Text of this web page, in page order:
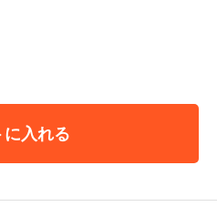
に入れる